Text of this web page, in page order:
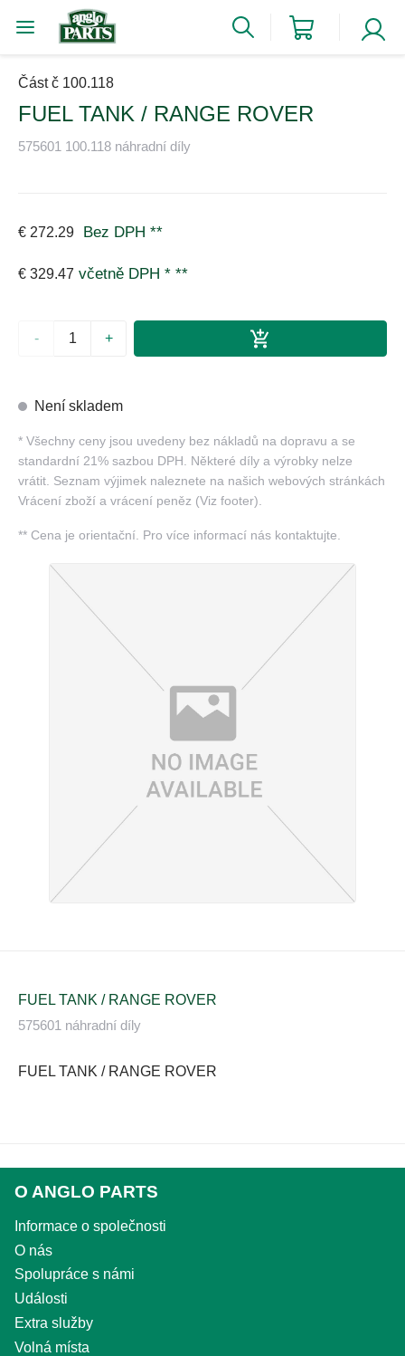
Část č 100.118
FUEL TANK / RANGE ROVER
575601 100.118 náhradní díly
€ 272.29 Bez DPH **
€ 329.47 včetně DPH * **
- +
Není skladem
* Všechny ceny jsou uvedeny bez nákladů na dopravu a se
standardní 21% sazbou DPH. Některé díly a výrobky nelze
vrátit. Seznam výjimek naleznete na našich webových stránkách
Vrácení zboží a vrácení peněz (Viz footer).
** Cena je orientační. Pro více informací nás kontaktujte.
FUEL TANK / RANGE ROVER
575601 náhradní díly
FUEL TANK / RANGE ROVER
O ANGLO PARTS
Informace o společnosti
O nás
Spolupráce s námi
Události
Extra služby
Volná místa